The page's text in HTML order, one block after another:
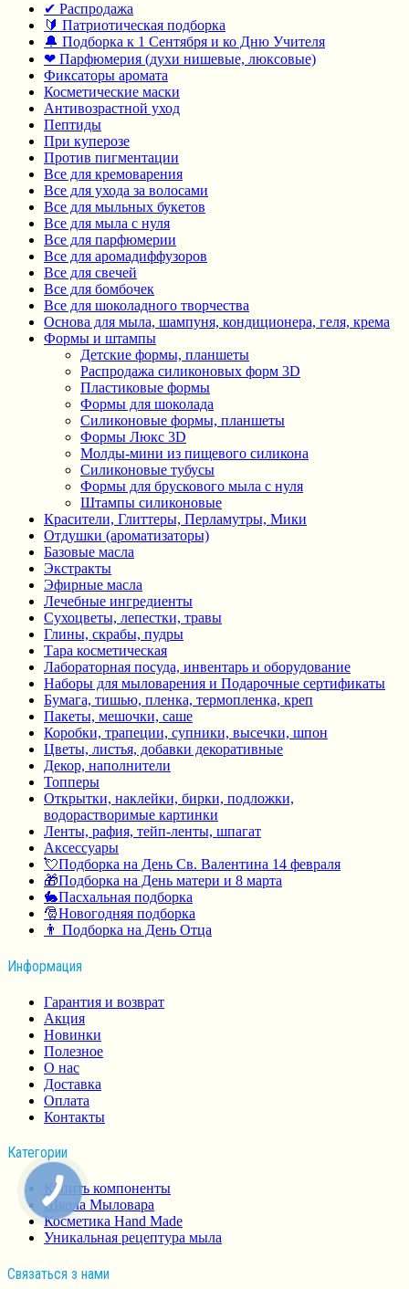
✔ Распродажа
🔰 Патриотическая подборка
🔔 Подборка к 1 Сентября и ко Дню Учителя
❤ Парфюмерия (духи нишевые, люксовые)
Фиксаторы аромата
Косметические маски
Антивозрастной уход
Пептиды
При куперозе
Против пигментации
Все для кремоварения
Все для ухода за волосами
Все для мыльных букетов
Все для мыла с нуля
Все для парфюмерии
Все для аромадиффузоров
Все для свечей
Все для бомбочек
Все для шоколадного творчества
Основа для мыла, шампуня, кондиционера, геля, крема
Формы и штампы
Детские формы, планшеты
Распродажа силиконовых форм 3D
Пластиковые формы
Формы для шоколада
Силиконовые формы, планшеты
Формы Люкс 3D
Молды-мини из пищевого силикона
Силиконовые тубусы
Формы для брускового мыла с нуля
Штампы силиконовые
Красители, Глиттеры, Перламутры, Мики
Отдушки (ароматизаторы)
Базовые масла
Экстракты
Эфирные масла
Лечебные ингредиенты
Сухоцветы, лепестки, травы
Глины, скрабы, пудры
Тара косметическая
Лабораторная посуда, инвентарь и оборудование
Наборы для мыловарения и Подарочные сертификаты
Бумага, тишью, пленка, термопленка, креп
Пакеты, мешочки, саше
Коробки, трапеции, супники, высечки, шпон
Цветы, листья, добавки декоративные
Декор, наполнители
Топперы
Открытки, наклейки, бирки, подложки,
водорастворимые картинки
Ленты, рафия, тейп-ленты, шпагат
Аксессуары
💘Подборка на День Св. Валентина 14 февраля
🎁Подборка на День матери и 8 марта
🐇Пасхальная подборка
🎅Новогодняя подборка
👨 Подборка на День Отца
Информация
Гарантия и возврат
Акция
Новинки
Полезное
О нас
Доставка
Оплата
Контакты
Категории
Купить компоненты
Школа Мыловара
Косметика Hand Made
Уникальная рецептура мыла
Связаться з нами